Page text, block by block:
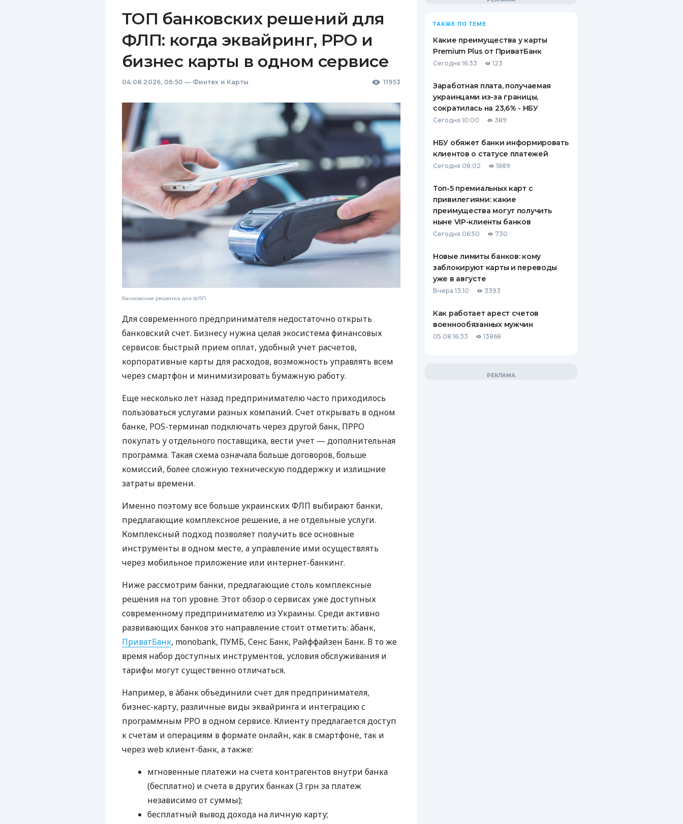
ТОП банковских решений для
ФЛП: когда эквайринг, РРО и
бизнес карты в одном сервисе
04.08.2026, 06:50 — Финтех и Карты 11953
Банковские решения для ФЛП
Для современного предпринимателя недостаточно открыть
банковский счет. Бизнесу нужна целая экосистема финансовых
сервисов: быстрый прием оплат, удобный учет расчетов,
корпоративные карты для расходов, возможность управлять всем
через смартфон и минимизировать бумажную работу.
Еще несколько лет назад предпринимателю часто приходилось
пользоваться услугами разных компаний. Счет открывать в одном
банке, POS-терминал подключать через другой банк, ПРРО
покупать у отдельного поставщика, вести учет — дополнительная
программа. Такая схема означала больше договоров, больше
комиссий, более сложную техническую поддержку и излишние
затраты времени.
Именно поэтому все больше украинских ФЛП выбирают банки,
предлагающие комплексное решение, а не отдельные услуги.
Комплексный подход позволяет получить все основные
инструменты в одном месте, а управление ими осуществлять
через мобильное приложение или интернет-банкинг.
Ниже рассмотрим банки, предлагающие столь комплексные
решения на топ уровне. Этот обзор о сервисах уже доступных
современному предпринимателю из Украины. Среди активно
развивающих банков это направление стоит отметить: àбанк,
ПриватБанк, monobank, ПУМБ, Сенс Банк, Райффайзен Банк. В то же
время набор доступных инструментов, условия обслуживания и
тарифы могут существенно отличаться.
Например, в àбанк объединили счет для предпринимателя,
бизнес-карту, различные виды эквайринга и интеграцию с
программным РРО в одном сервисе. Клиенту предлагается доступ
к счетам и операциям в формате онлайн, как в смартфоне, так и
через web клиент-банк, а также:
мгновенные платежи на счета контрагентов внутри банка
(бесплатно) и счета в других банках (3 грн за платеж
независимо от суммы);
бесплатный вывод дохода на личную карту;
ТАКЖЕ ПО ТЕМЕ
Какие преимущества у карты
Premium Plus от ПриватБанк
Сегодня 16:33 123
Заработная плата, получаемая
украинцами из-за границы,
сократилась на 23,6% - НБУ
Сегодня 10:00 389
НБУ обяжет банки информировать
клиентов о статусе платежей
Сегодня 08:02 1889
Топ-5 премиальных карт с
привилегиями: какие
преимущества могут получить
ныне VIP-клиенты банков
Сегодня 06:50 730
Новые лимиты банков: кому
заблокируют карты и переводы
уже в августе
Вчера 13:10 3393
Как работает арест счетов
военнообязанных мужчин
05.08 16:33 13868